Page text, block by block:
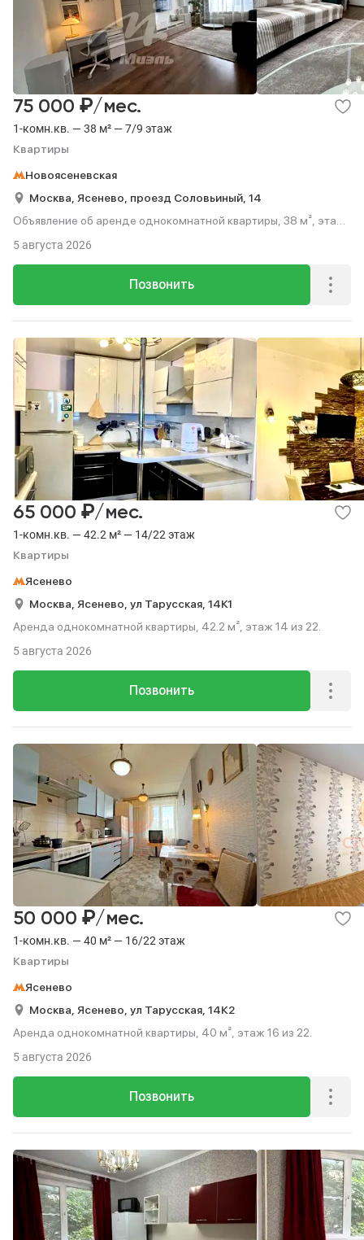
1-комн.кв. — 38 м² — 7/9 этаж
Квартиры
75 000 ₽/мес.
Новоясеневская
Москва, Ясенево, проезд Соловьиный, 14
Объявление об аренде однокомнатной квартиры, 38 м², этаж
Позвонить
5 августа 2026
1-комн.кв. — 42.2 м² — 14/22 этаж
Квартиры
65 000 ₽/мес.
Ясенево
Москва, Ясенево, ул Тарусская, 14К1
Аренда однокомнатной квартиры, 42.2 м², этаж 14 из 22.
Позвонить
5 августа 2026
1-комн.кв. — 40 м² — 16/22 этаж
Квартиры
50 000 ₽/мес.
Ясенево
Москва, Ясенево, ул Тарусская, 14К2
Аренда однокомнатной квартиры, 40 м², этаж 16 из 22.
Позвонить
5 августа 2026